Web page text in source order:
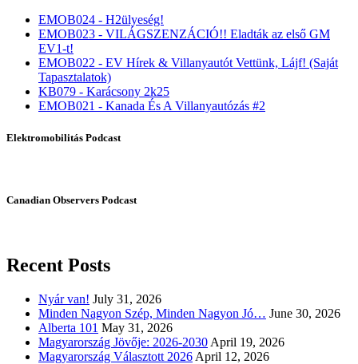
EMOB024 - H2ülyeség!
EMOB023 - VILÁGSZENZÁCIÓ!! Eladták az első GM
EV1-t!
EMOB022 - EV Hírek & Villanyautót Vettünk, Lájf! (Saját
Tapasztalatok)
KB079 - Karácsony 2k25
EMOB021 - Kanada És A Villanyautózás #2
Elektromobilitás Podcast
Canadian Observers Podcast
Recent Posts
Nyár van! July 31, 2026
Minden Nagyon Szép, Minden Nagyon Jó… June 30, 2026
Alberta 101 May 31, 2026
Magyarország Jövője: 2026-2030 April 19, 2026
Magyarország Választott 2026 April 12, 2026